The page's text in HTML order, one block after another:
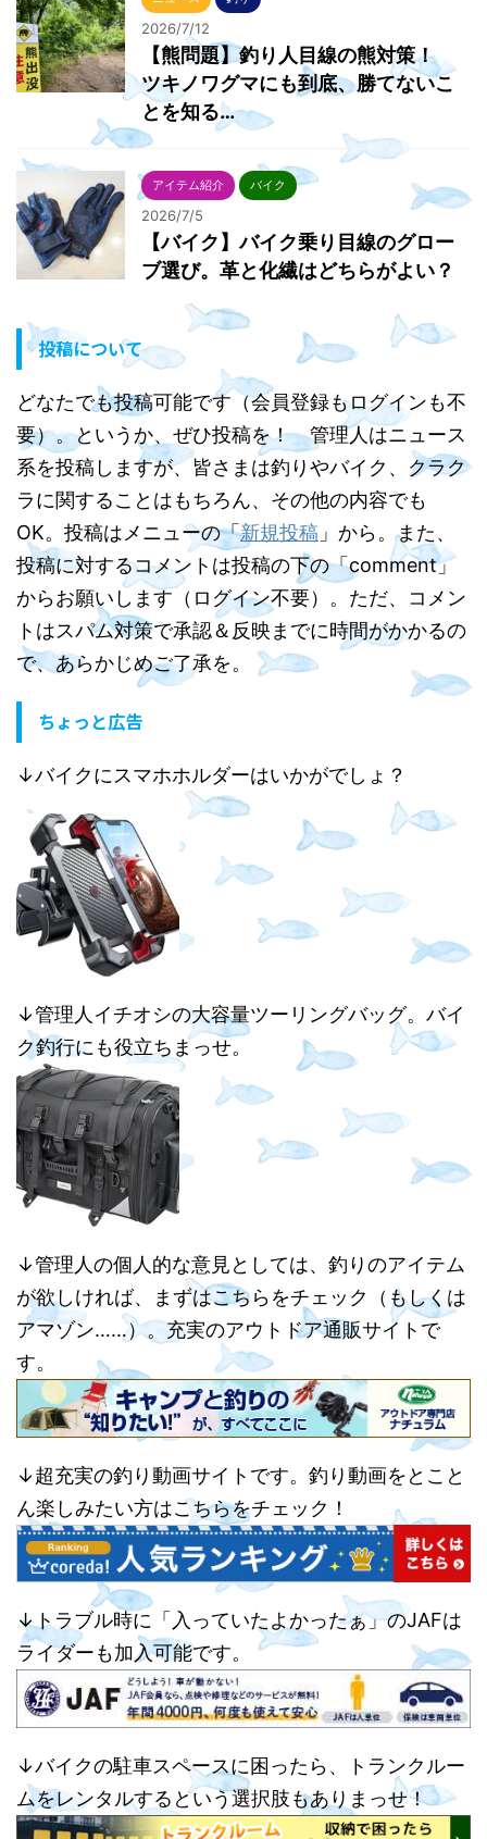
2026/7/12
【熊問題】釣り人目線の熊対策！
ツキノワグマにも到底、勝てないこ
とを知る…
アイテム紹介 バイク
2026/7/5
【バイク】バイク乗り目線のグロー
ブ選び。革と化繊はどちらがよい？
投稿について
どなたでも投稿可能です（会員登録もログインも不
要）。というか、ぜひ投稿を！ 管理人はニュース
系を投稿しますが、皆さまは釣りやバイク、クラク
ラに関することはもちろん、その他の内容でも
OK。投稿はメニューの「新規投稿 」から。また、
投稿に対するコメントは投稿の下の「comment」
からお願いします（ログイン不要）。ただ、コメン
トはスパム対策で承認＆反映までに時間がかかるの
で、あらかじめご了承を。
ちょっと広告
↓バイクにスマホホルダーはいかがでしょ？
↓管理人イチオシの大容量ツーリングバッグ。バイ
ク釣行にも役立ちまっせ。
↓管理人の個人的な意見としては、釣りのアイテム
が欲しければ、まずはこちらをチェック（もしくは
アマゾン……）。充実のアウトドア通販サイトで
す。
↓超充実の釣り動画サイトです。釣り動画をとこと
ん楽しみたい方はこちらをチェック！
↓トラブル時に「入っていたよかったぁ」のJAFは
ライダーも加入可能です。
↓バイクの駐車スペースに困ったら、トランクルー
ムをレンタルするという選択肢もありまっせ！